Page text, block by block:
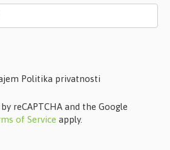
Politika privatnosti
reCAPTCHA and the Google
of Service apply.